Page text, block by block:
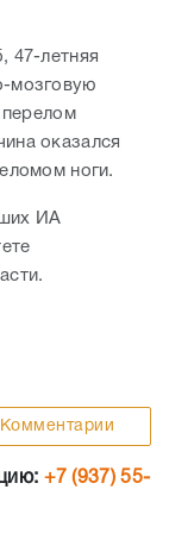
47-летняя
мозговую
перелом
оказался
ноги.
ИА
Комментарии
+7 (937) 55-